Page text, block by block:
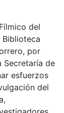
del
Biblioteca
por
Secretaría de
esfuerzos
del